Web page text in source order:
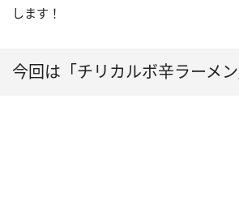
します！
今回は「チリカルボ辛ラーメ